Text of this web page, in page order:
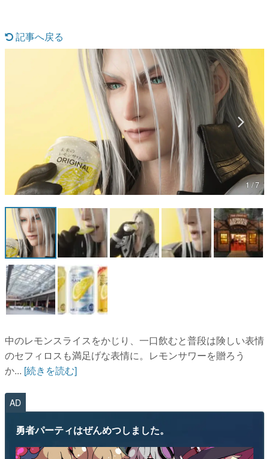
なんでゲームは面白い？
ゲーム開発者・hamatsu氏がゲームの魅力を画面や操作の
具体的な形から解き明かしていく、硬派で骨太な評論連載
ゲームが変えた日本語
「経験値」「裏技」「ラスボス」… ゲームにまつわる言葉
の起源や用法の変遷を、コンピューター文化史研究家・タ
イニーP氏が徹底調査。
カテゴリ
マンガ
女性向け
アプリレビュー
その他
運営：株式会社マレ
記事へ戻る
1 / 7
中のレモンスライスをかじり、一口飲むと普段は険しい表情
のセフィロスも満足げな表情に。レモンサワーを贈ろう
か... [続きを読む]
AD
勇者パーティはぜんめつしました。